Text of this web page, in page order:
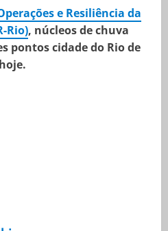
e Resiliência da
Rio), núcleos de chuva
pontos cidade do Rio de